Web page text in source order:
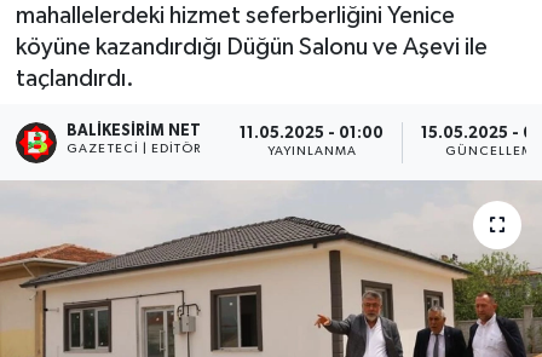
mahallelerdeki hizmet seferberliğini Yenice
köyüne kazandırdığı Düğün Salonu ve Aşevi ile
taçlandırdı.
BALIKESIRIM NET
GAZETECI | EDITÖR
11.05.2025 - 01:00
YAYINLANMA
15.05.2025 -
GÜNCELLEME